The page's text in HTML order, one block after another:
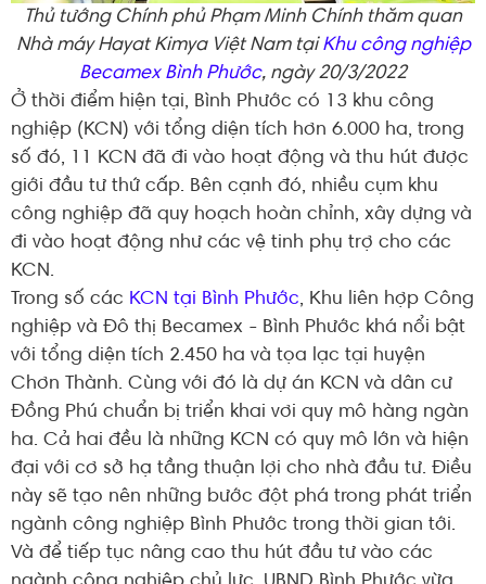
Thủ tướng Chính phủ Phạm Minh Chính thăm quan
Nhà máy Hayat Kimya Việt Nam tạiKhu công nghiệp
Becamex Bình Phước, ngày 20/3/2022
Ở thời điểm hiện tại, Bình Phước có 13 khu công
nghiệp (KCN) với tổng diện tích hơn 6.000 ha, trong
số đó, 11 KCN đã đi vào hoạt động và thu hút được
giới đầu tư thứ cấp. Bên cạnh đó, nhiều cụm khu
công nghiệp đã quy hoạch hoàn chỉnh, xây dựng và
đi vào hoạt động như các vệ tinh phụ trợ cho các
KCN.
Trong số các KCN tại Bình Phước, Khu liên hợp Công
nghiệp và Đô thị Becamex - Bình Phước khá nổi bật
với tổng diện tích 2.450 ha và tọa lạc tại huyện
Chơn Thành. Cùng với đó là dự án KCN và dân cư
Đồng Phú chuẩn bị triển khai vơi quy mô hàng ngàn
ha. Cả hai đều là những KCN có quy mô lớn và hiện
đại với cơ sở hạ tầng thuận lợi cho nhà đầu tư. Điều
này sẽ tạo nên những bước đột phá trong phát triển
ngành công nghiệp Bình Phước trong thời gian tới.
Và để tiếp tục nâng cao thu hút đầu tư vào các